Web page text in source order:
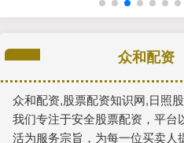
众和配资
众和配资,股票配资知识网,日照
我们专注于安全股票配资，平台
活为服务宗旨，为每一位买卖人